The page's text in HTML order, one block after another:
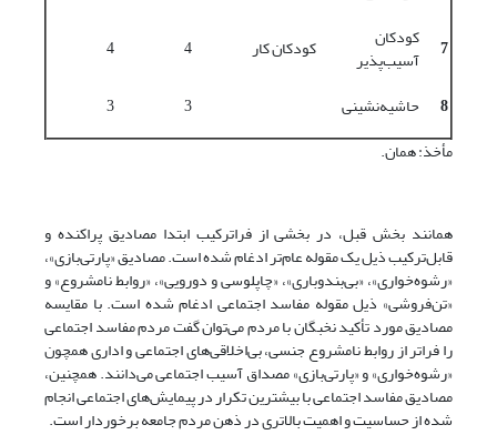
7
کودکان
آسیب‌‌پذیر کودکان کار 4
4
8
حاشیه‌‌نشینی 3
3
مأخذ: همان.
همانند بخش قبل، در بخشی از فراترکیب ابتدا مصادیق پراکنده و
قابل‌ترکیب ذیل یک مقوله عام‌‌تر ادغام شده است. مصادیق «پارتی‌‌بازی»،
«رشوه‌‌خواری»، «بی‌‌بندو‌باری»، «چاپلوسی و دورویی»، «روابط نامشروع» و
«تن‌فروشی» ذیل مقوله مفاسد اجتماعی ادغام شده‌‌ است. با مقایسه
مصادیق مورد تأکید نخبگان با مردم می‌توان گفت مردم مفاسد اجتماعی
را فراتر از روابط نامشروع جنسی، بی‌‌اخلاقی‌‌های اجتماعی و اداری همچون
«رشوه‌‌خواری» و «پارتی‌‌بازی» مصداق آسیب اجتماعی می‌‌دانند. همچنین،
مصادیق مفاسد اجتماعی با بیشترین تکرار در پیمایش‌‌های اجتماعی انجام
شده از حساسیت و اهمیت بالاتری در ذهن مردم جامعه برخوردار است.